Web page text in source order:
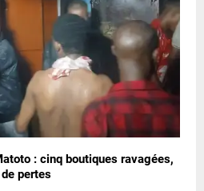
: cinq boutiques ravagées,
pertes